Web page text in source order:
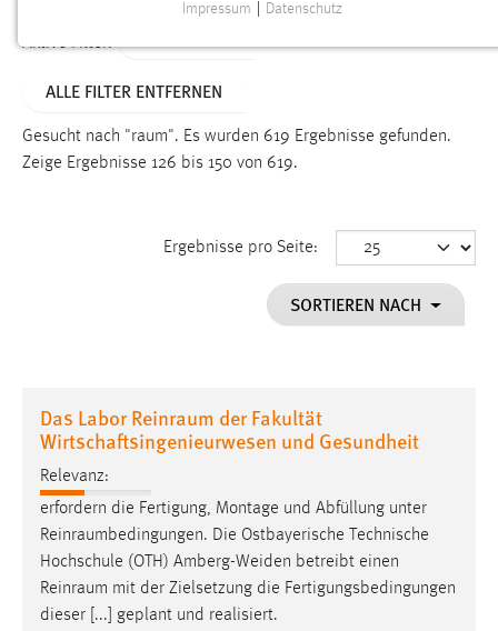
Aktive Filter:
ALLE FILTER ENTFERNEN
Gesucht nach "raum". Es wurden 619 Ergebnisse gefunden.
Zeige Ergebnisse 126 bis 150 von 619.
Ergebnisse pro Seite:
SORTIEREN NACH
Das Labor Reinraum der Fakultät
Wirtschaftsingenieurwesen und Gesundheit
Relevanz:
erfordern die Fertigung, Montage und Abfüllung unter
Reinraumbedingungen. Die Ostbayerische Technische
Hochschule (OTH) Amberg-Weiden betreibt einen
Reinraum mit der Zielsetzung die Fertigungsbedingungen
dieser [...] geplant und realisiert.
Funktionen und sind für die einwandfreie Funktion der
Einverständnis
cookie_consent
Dieser Cookie speichert die ausgewählten Einverständnis-
Performance
Name:
staticfilecache
Zweck:
Für performante Seitenauslieferung wird in diesem Cookie
gespeichert, ob man eingeloggt ist.
Impressum Datenschutz